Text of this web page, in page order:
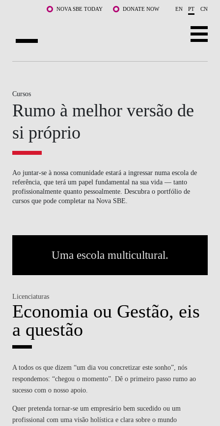
Saltar para o conteúdo principalNOVA SBE TODAY DONATE NOW EN PT CN
CURSOS
DOCENTES E INVESTIGAÇÃO
COMUNIDADE
WHAT'S HAPPENING
Cursos
Rumo à melhor versão de
si próprio
Ao juntar-se à nossa comunidade estará a ingressar numa escola de
referência, que terá um papel fundamental na sua vida — tanto
profissionalmente quanto pessoalmente. Descubra o portfólio de
cursos que pode completar na Nova SBE.
Uma escola multicultural.
Licenciaturas
Economia ou Gestão, eis
a questão
A todos os que dizem “um dia vou concretizar este sonho”, nós
respondemos: “chegou o momento”. Dê o primeiro passo rumo ao
sucesso com o nosso apoio.
Quer pretenda tornar-se um empresário bem sucedido ou um
profissional com uma visão holística e clara sobre o mundo